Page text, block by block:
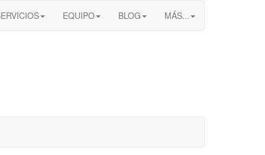
EQUIPO BLOG MÁS...